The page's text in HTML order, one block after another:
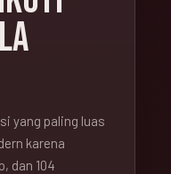
yang paling luas
karena
dan 104